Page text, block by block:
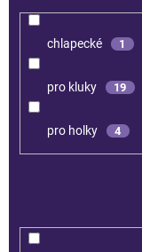
chlapecké 1
pro kluky 19
pro holky 4